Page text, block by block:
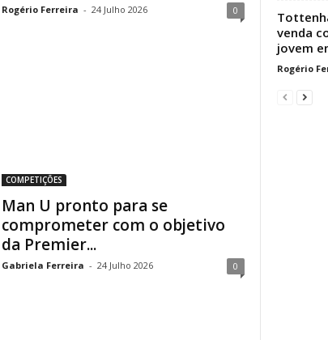
Rogério Ferreira - 24 Julho 2026 0
COMPETIÇÕES
Man U pronto para se
comprometer com o objetivo
da Premier...
Gabriela Ferreira - 24 Julho 2026 0
venda
jovem
Rogério